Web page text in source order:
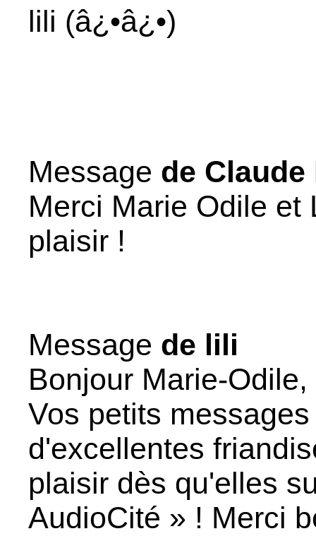
lili (â¿•â¿•)
Message de Claude
Merci Marie Odile et
plaisir !
Message de lili
Bonjour Marie-
Vos petits
d'excellentes
plaisir dès qu'elles
AudioCité » ! Merci